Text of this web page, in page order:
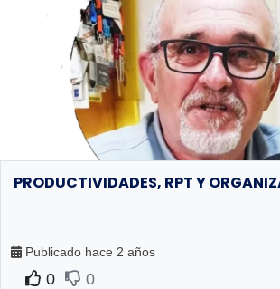
PRODUCTIVIDADES, RPT Y
Publicado hace 2 años
0 0